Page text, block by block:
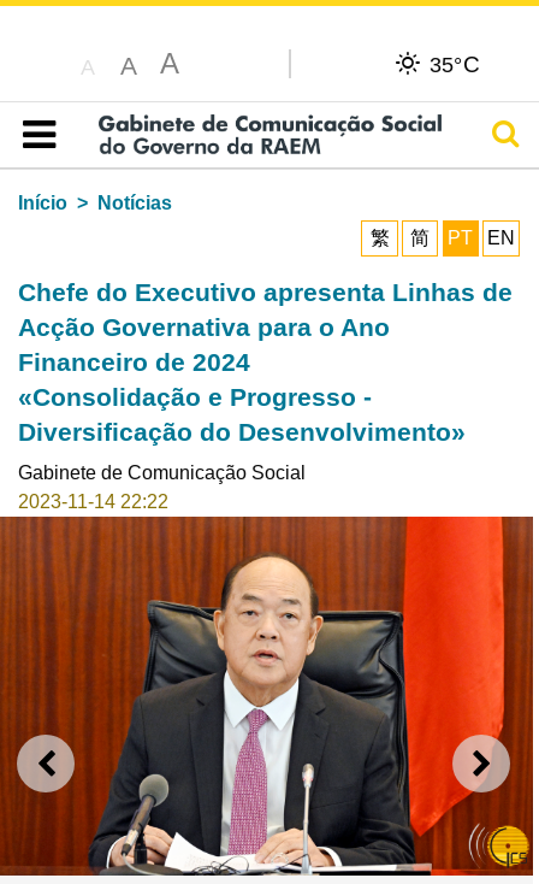
A A A 35°C
Índice
Início
Notícias
繁
简 PT EN
Chefe do Executivo apresenta Linhas de
Acção Governativa para o Ano
Financeiro de 2024
«Consolidação e Progresso -
Diversificação do Desenvolvimento»
Gabinete de Comunicação Social
2023-11-14 22:22
ANTERIOR